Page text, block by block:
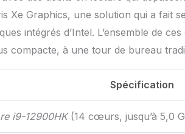
Xe Graphics, une solution qui a fait
intégrés d’Intel. L’ensemble de
compacte, à une tour de bureau
Spécification
i9-12900HK(14 cœurs, jusqu’à 5,0